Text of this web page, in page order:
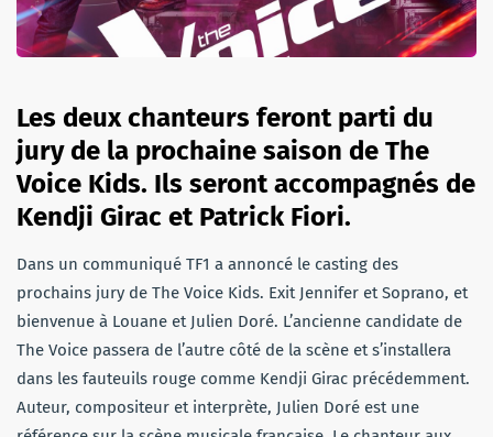
Les deux chanteurs feront parti du
jury de la prochaine saison de The
Voice Kids. Ils seront accompagnés de
Kendji Girac et Patrick Fiori.
Dans un communiqué TF1 a annoncé le casting des
prochains jury de The Voice Kids. Exit Jennifer et Soprano, et
bienvenue à Louane et Julien Doré. L’ancienne candidate de
The Voice passera de l’autre côté de la scène et s’installera
dans les fauteuils rouge comme Kendji Girac précédemment.
Auteur, compositeur et interprète, Julien Doré est une